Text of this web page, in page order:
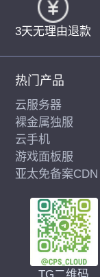
3天无理由退款
热门产品
云服务器
裸金属独服
云手机
游戏面板服
亚太免备案CDN